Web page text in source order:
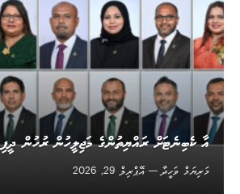
އާ ކެބިނެޓަށް ރައްޔިތުންގެ މަޖިލީހުން ރުހުން ދީފި
މަރިޔަމް ވަހީދާ
އޭޕްރިލް 29, 2026